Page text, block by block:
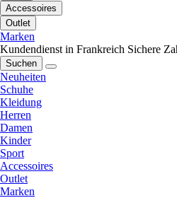
Accessoires
Outlet
Marken
Kundendienst in Frankreich Sichere
Suchen
Neuheiten
Schuhe
Kleidung
Herren
Damen
Kinder
Sport
Accessoires
Outlet
Marken